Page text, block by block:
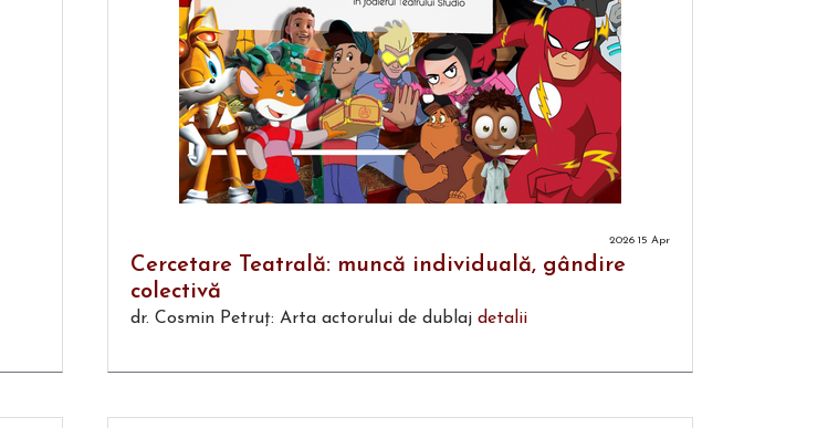
2026 15 Apr
Cercetare Teatrală: muncă individuală, gândire
colectivă
dr. Cosmin Petruț: Arta actorului de dublaj detalii